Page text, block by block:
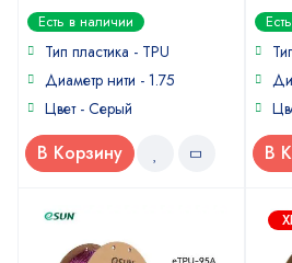
0
out
of
Есть в наличии
Тип пластика - TPU
Диаметр нити - 1.75
Цвет - Серый
В Корзину
0
out
of
В